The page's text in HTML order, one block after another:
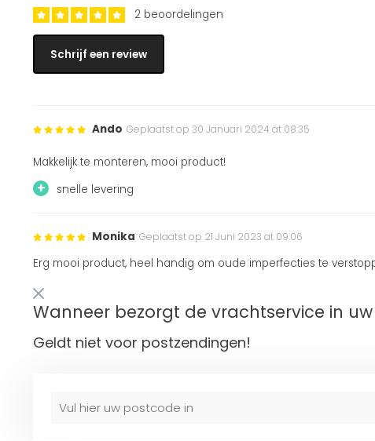
2 beoordelingen
Schrijf een review
Ando Geplaatst op 30 Januari 2024 at 08:35
Makkelijk te monteren, mooi product!
+ snelle levering
Monika Geplaatst op 21 Juni 2023 at 09:06
Erg mooi product, heel handig om oude imperfecties te
Wanneer bezorgt de vrachtservice in
Geldt niet voor postzendingen!